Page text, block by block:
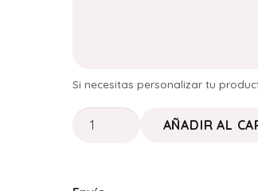
Si necesitas personalizar tu
SOPORTE
EN
AÑADIR AL